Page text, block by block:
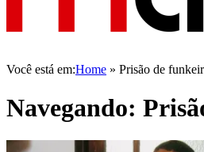
Você está em:Home » Prisão de
Navegando: